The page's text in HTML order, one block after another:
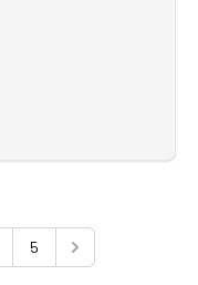
5
Next